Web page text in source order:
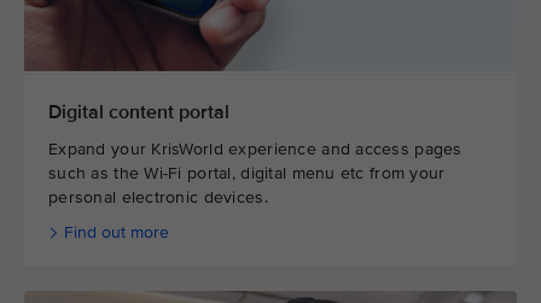
Digital content portal
Expand your KrisWorld experience and access pages
such as the Wi-Fi portal, digital menu etc from your
personal electronic devices.
Find out more